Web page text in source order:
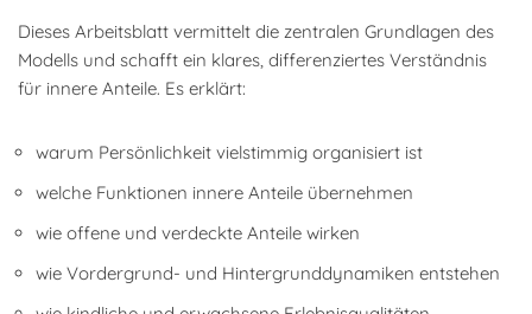
Dieses Arbeitsblatt vermittelt die zentralen Grundlagen des
Modells und schafft ein klares, differenziertes Verständnis
für innere Anteile. Es erklärt:
warum Persönlichkeit vielstimmig organisiert ist
welche Funktionen innere Anteile übernehmen
wie offene und verdeckte Anteile wirken
wie Vordergrund- und Hintergrunddynamiken entstehen